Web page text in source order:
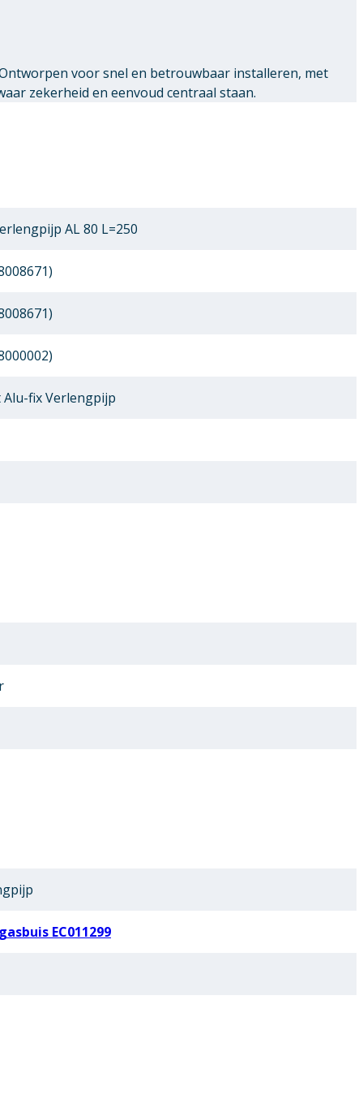
voor snel en betrouwbaar installeren, met
zekerheid en eenvoud centraal staan.
AL 80 L=250
fix Verlengpijp
EC011299